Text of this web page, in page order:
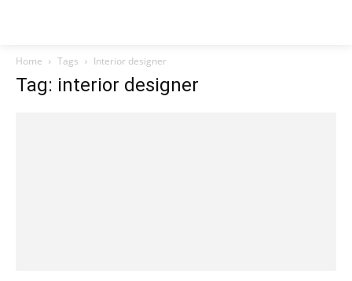
Home Tags Interior designer
Tag: interior designer